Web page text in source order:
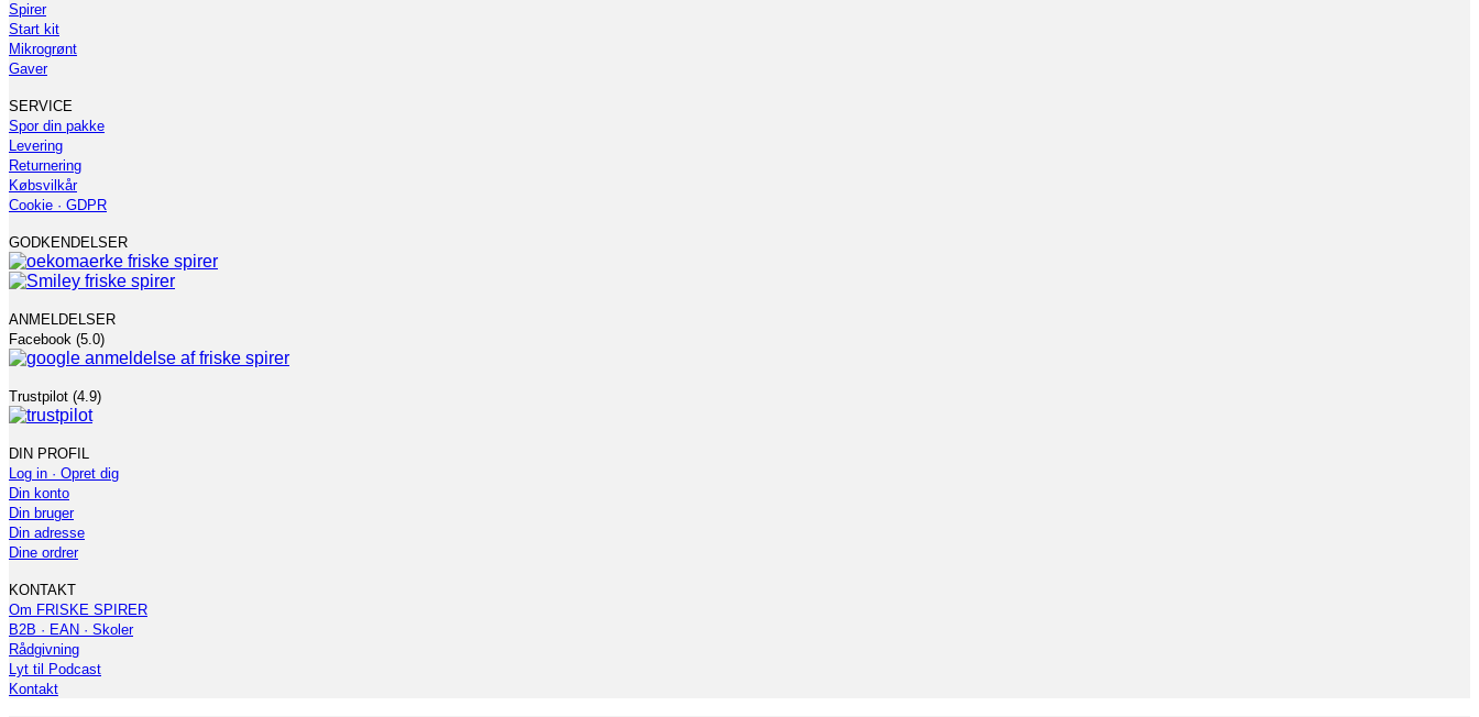
Spirer
Start kit
Mikrogrønt
Gaver
SERVICE
Spor din pakke
Levering
Returnering
Købsvilkår
Cookie · GDPR
GODKENDELSER
ANMELDELSER
Facebook (5.0)
Trustpilot (4.9)
DIN PROFIL
Log in · Opret dig
Din konto
Din bruger
Din adresse
Dine ordrer
KONTAKT
Om FRISKE SPIRER
B2B · EAN · Skoler
Rådgivning
Lyt til Podcast
Kontakt